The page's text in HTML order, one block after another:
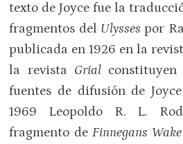
texto de Joyce fue la
fragmentos del Ulysses por
publicada en 1926 en la
la revista Grial
fuentes de difusión de
1969 Leopoldo R. L.
fragmento de Finnegans Wake